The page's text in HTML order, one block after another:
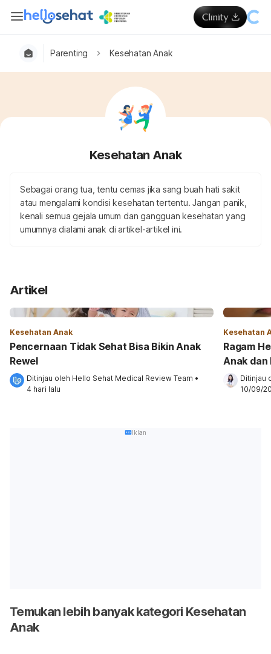
Parenting Kesehatan Anak
Kesehatan Anak
Sebagai orang tua, tentu cemas jika sang buah hati sakit
atau mengalami kondisi kesehatan tertentu. Jangan panik,
kenali semua gejala umum dan gangguan kesehatan yang
umumnya dialami anak di artikel-artikel ini.
Artikel
Kesehatan Anak
Pencernaan Tidak Sehat Bisa Bikin Anak
Rewel
Ditinjau oleh Hello Sehat Medical Review Team •
4 hari lalu
Kesehatan
Ragam
Anak dan
Ditinjau
10/09/
Iklan
Temukan lebih banyak kategori Kesehatan
Anak